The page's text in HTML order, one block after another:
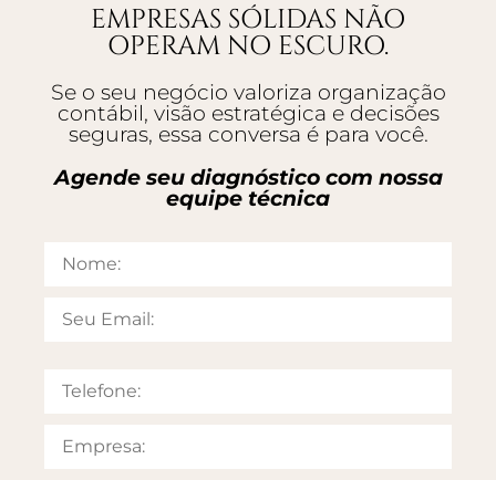
EMPRESAS SÓLIDAS NÃO
OPERAM NO ESCURO.
Se o seu negócio valoriza organização
contábil, visão estratégica e decisões
seguras, essa conversa é para você.
Agende seu diagnóstico com nossa
equipe técnica